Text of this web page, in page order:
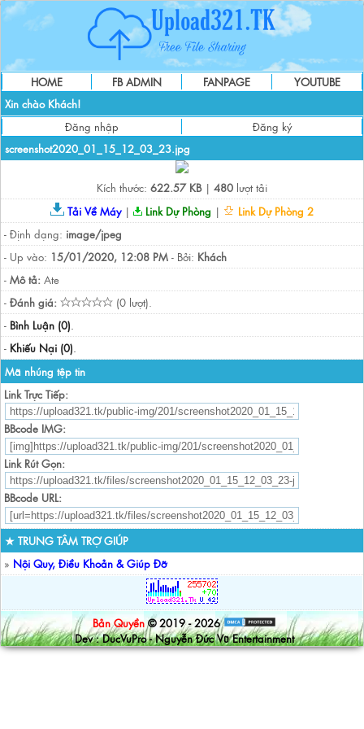
HOME FB ADMIN FANPAGE
YOUTUBE
Xin chào Khách!
Đăng nhập
Đăng ký
screenshot2020_01_15_12_03_23.jpg
Kích thước: 622.57 KB| 480 lượt tải
Tải Về Máy| Link Dự Phòng |
Link Dự Phòng 2
- Định dạng: image/jpeg
- Up vào: 15/01/2020, 12:08 PM - Bởi: Khách
- Mô tả: Ate
- Đánh giá:
(0 lượt).
- Bình Luận (0).
- Khiếu Nại (0).
Mã nhúng tệp tin
Link Trực Tiếp:
BBcode IMG:
Link Rút Gọn:
BBcode URL:
★ TRUNG TÂM TRỢ GIÚP
» Nội Quy, Điều Khoản & Giúp Đỡ
Bản Quyền © 2019 - 2026
Dev : DucVuPro - Nguyễn Đức Vũ Entertainment